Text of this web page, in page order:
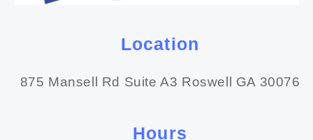
Location
875 Mansell Rd Suite A3 Roswell GA 30076
Hours